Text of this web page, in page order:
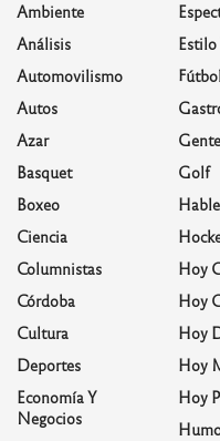
Ambiente
Análisis
Automovilismo
Autos
Azar
Basquet
Boxeo
Ciencia
Columnistas
Córdoba
Cultura
Deportes
Economía Y
Negocios
Fútbol
Gente
Golf
Hoy
Hoy
Hoy
Hoy
Hoy